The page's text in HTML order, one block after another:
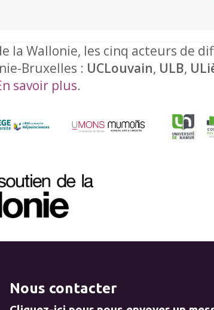
la Wallonie, les cinq acteurs de
Bruxelles : UCLouvain, ULB,
savoir plus.
Nous contacter